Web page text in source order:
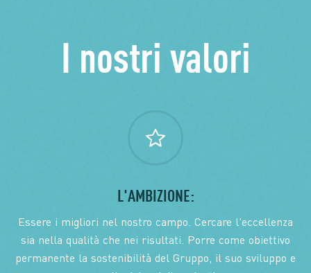
I nostri valori
L'AMBIZIONE:
Essere i migliori nel nostro campo. Cercare l'eccellenza
sia nella qualità che nei risultati. Porre come obiettivo
permanente la sostenibilità del Gruppo, il suo sviluppo e